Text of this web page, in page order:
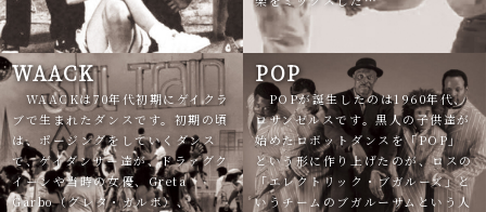
WAACK
WAACKは70年代初期にゲイクラ
ブで生まれたダンスです。初期の頃
は、ポージングをしていくダンス
で、ゲイダンサー達が、ドラァグク
イーンや当時の女優、Greta
Garbo（グレタ・ガルボ）、
POP
POPが誕生したのは1960年代、
ロサンゼルスです。黒人の子供達が
始めたロボットダンスを「POP」
という形に作り上げたのが、ロスの
「エレクトリック・ブガルーズ」と
いうチームのブガルーサムという人